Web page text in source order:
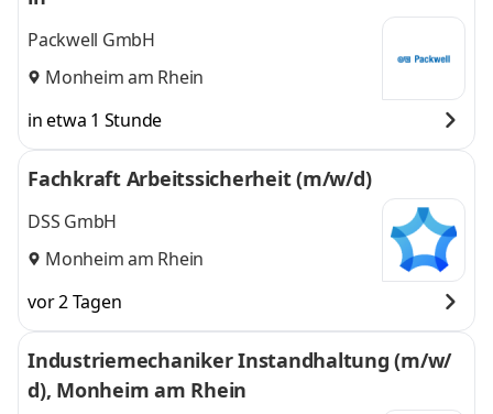
Packwell GmbH
Monheim am Rhein
in etwa 1 Stunde
Fachkraft Arbeitssicherheit (m/w/d)
DSS GmbH
Monheim am Rhein
vor 2 Tagen
Industriemechaniker Instandhaltung (m/w/
d), Monheim am Rhein